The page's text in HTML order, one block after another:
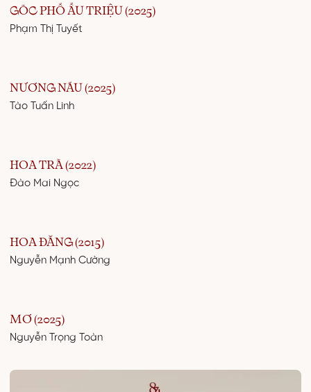
GÓC PHỐ ẤU TRIỆU (2025)
Phạm Thị Tuyết
NƯƠNG NÁU (2025)
Tào Tuấn Linh
HOA TRÀ (2022)
Đào Mai Ngọc
HOA ĐĂNG (2015)
Nguyễn Mạnh Cường
MƠ (2025)
Nguyễn Trọng Toàn